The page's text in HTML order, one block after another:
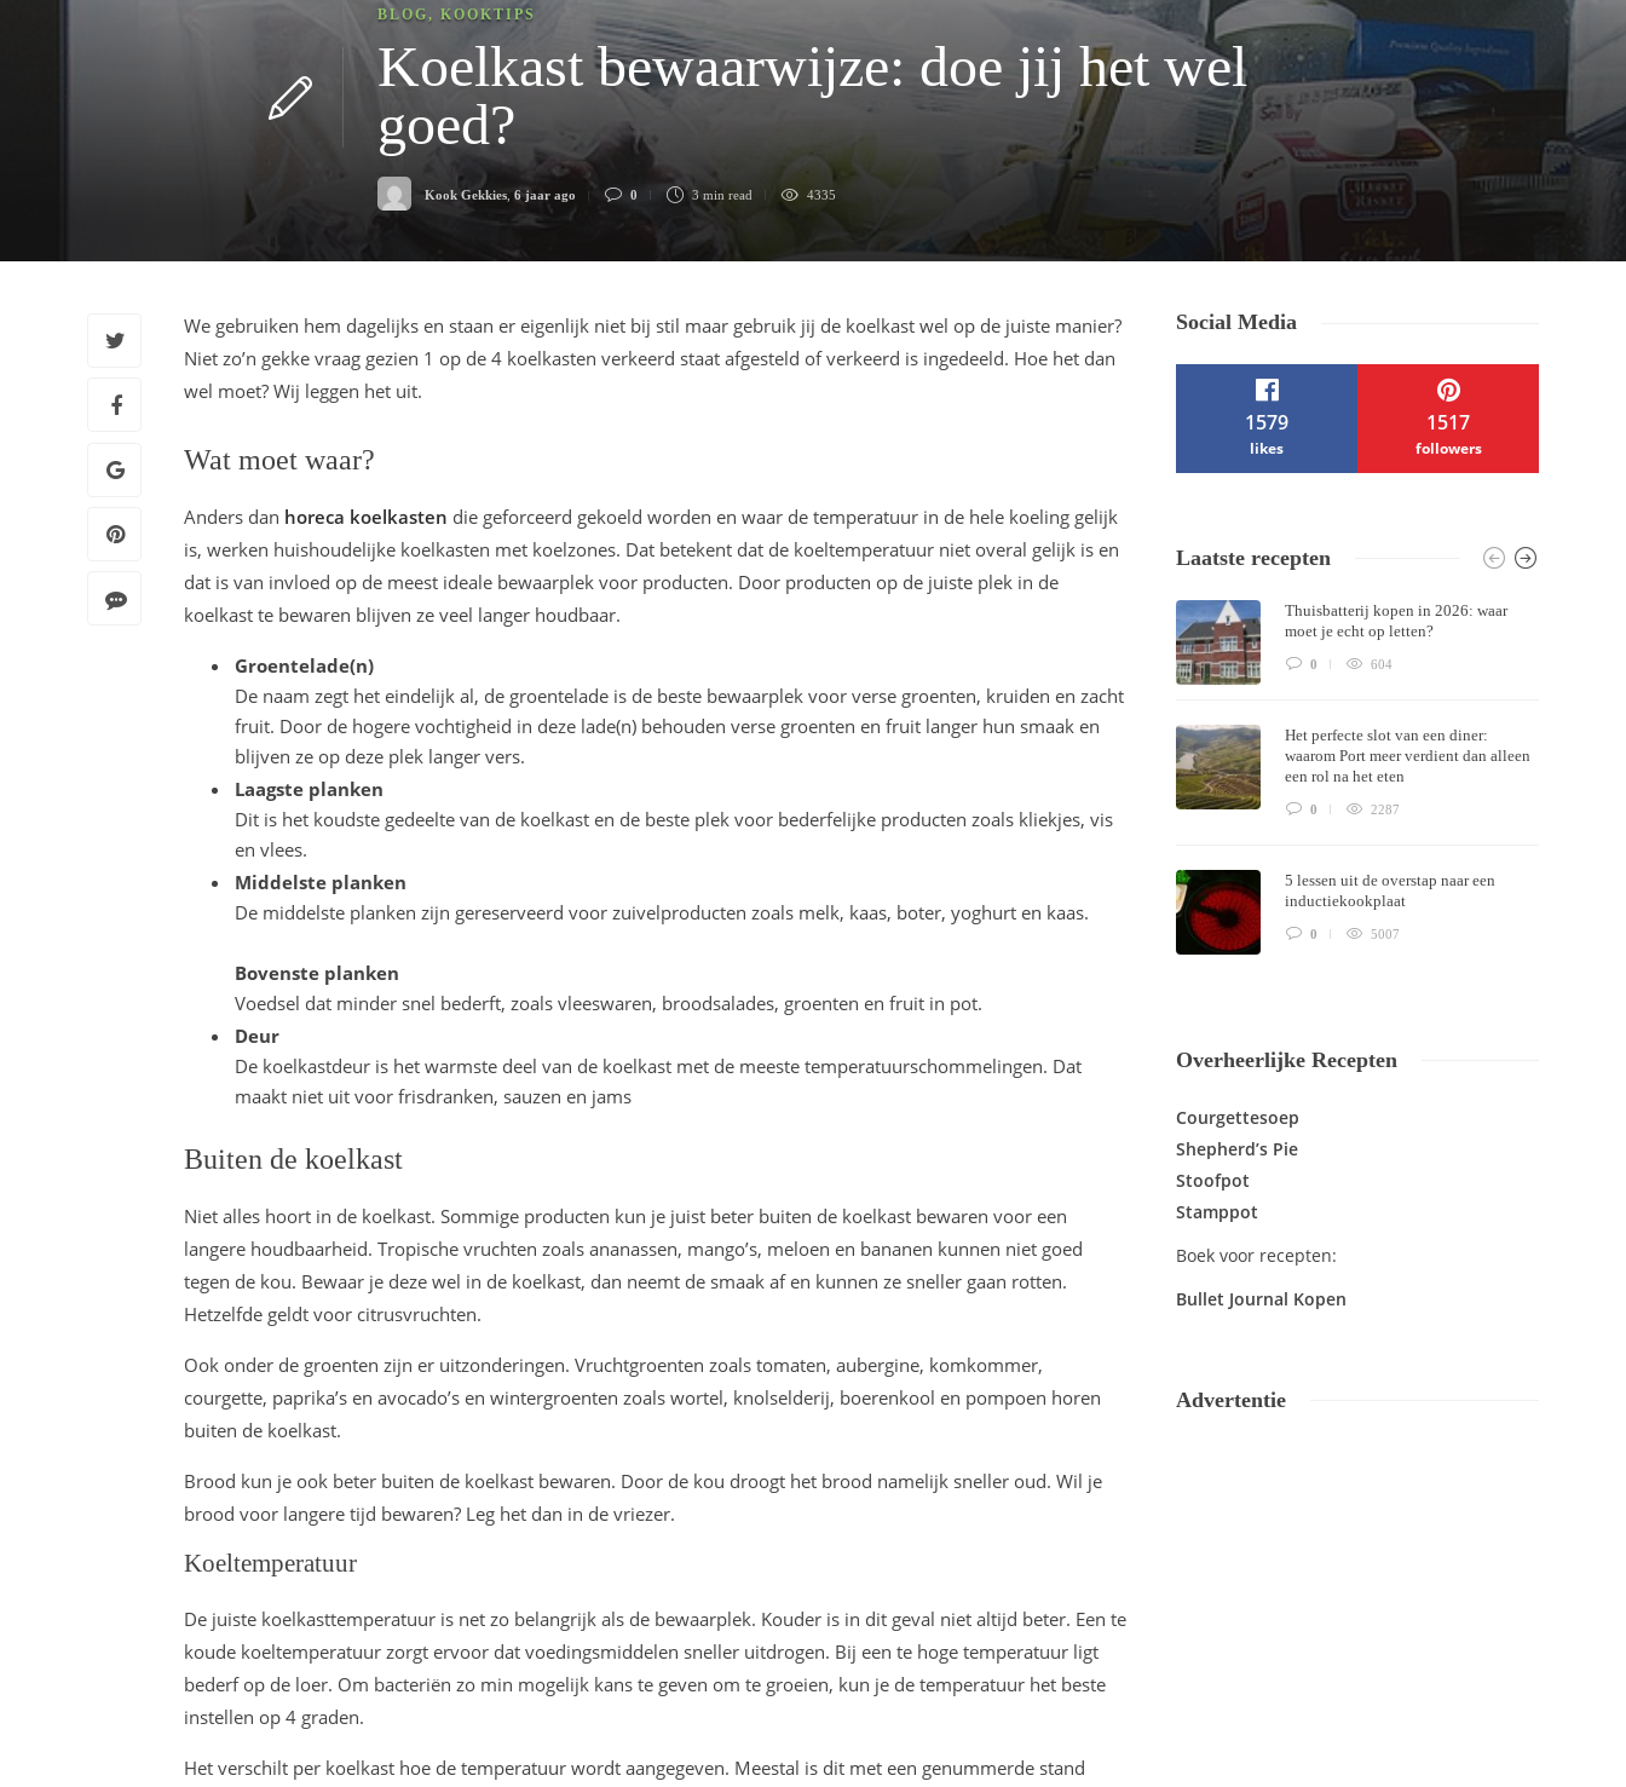
BLOG, KOOKTIPS
Koelkast bewaarwijze: doe jij het wel
goed?
Kook Gekkies 6 jaar ago 0 3 min read 4335
We gebruiken hem dagelijks en staan er eigenlijk niet bij stil maar gebruik jij de koelkast wel op de juiste manier?
Niet zo’n gekke vraag gezien 1 op de 4 koelkasten verkeerd staat afgesteld of verkeerd is ingedeeld. Hoe het dan
wel moet? Wij leggen het uit.
Wat moet waar?
Anders dan horeca koelkasten die geforceerd gekoeld worden en waar de temperatuur in de hele koeling gelijk
is, werken huishoudelijke koelkasten met koelzones. Dat betekent dat de koeltemperatuur niet overal gelijk is en
dat is van invloed op de meest ideale bewaarplek voor producten. Door producten op de juiste plek in de
koelkast te bewaren blijven ze veel langer houdbaar.
Groentelade(n)
De naam zegt het eindelijk al, de groentelade is de beste bewaarplek voor verse groenten, kruiden en zacht
fruit. Door de hogere vochtigheid in deze lade(n) behouden verse groenten en fruit langer hun smaak en
blijven ze op deze plek langer vers.
Laagste planken
Dit is het koudste gedeelte van de koelkast en de beste plek voor bederfelijke producten zoals kliekjes, vis
en vlees.
Middelste planken
De middelste planken zijn gereserveerd voor zuivelproducten zoals melk, kaas, boter, yoghurt en kaas.
Bovenste planken
Voedsel dat minder snel bederft, zoals vleeswaren, broodsalades, groenten en fruit in pot.
Deur
De koelkastdeur is het warmste deel van de koelkast met de meeste temperatuurschommelingen. Dat
maakt niet uit voor frisdranken, sauzen en jams
Buiten de koelkast
Niet alles hoort in de koelkast. Sommige producten kun je juist beter buiten de koelkast bewaren voor een
langere houdbaarheid. Tropische vruchten zoals ananassen, mango’s, meloen en bananen kunnen niet goed
tegen de kou. Bewaar je deze wel in de koelkast, dan neemt de smaak af en kunnen ze sneller gaan rotten.
Hetzelfde geldt voor citrusvruchten.
Ook onder de groenten zijn er uitzonderingen. Vruchtgroenten zoals tomaten, aubergine, komkommer,
courgette, paprika’s en avocado’s en wintergroenten zoals wortel, knolselderij, boerenkool en pompoen horen
buiten de koelkast.
Brood kun je ook beter buiten de koelkast bewaren. Door de kou droogt het brood namelijk sneller oud. Wil je
brood voor langere tijd bewaren? Leg het dan in de vriezer.
Koeltemperatuur
De juiste koelkasttemperatuur is net zo belangrijk als de bewaarplek. Kouder is in dit geval niet altijd beter. Een te
koude koeltemperatuur zorgt ervoor dat voedingsmiddelen sneller uitdrogen. Bij een te hoge temperatuur ligt
bederf op de loer. Om bacteriën zo min mogelijk kans te geven om te groeien, kun je de temperatuur het beste
instellen op 4 graden.
Het verschilt per koelkast hoe de temperatuur wordt aangegeven. Meestal is dit met een genummerde stand
Social Media
1579
likes
1517
followers
Themes bySilicon Themes . Join us right
now!
Laatste recepten
Thuisbatterij kopen in 2026: waar
moet je echt op letten?
0 604
Het perfecte slot van een diner:
waarom Port meer verdient dan alleen
een rol na het eten
0 2287
5 lessen uit de overstap naar een
inductiekookplaat
0 5007
Overheerlijke Recepten
Courgettesoep
Shepherd’s Pie
Stoofpot
Stamppot
Boek voor recepten:
Bullet Journal Kopen
Advertentie